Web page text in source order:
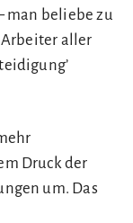
man beliebe zu
Arbeiter aller
Druck der
um. Das